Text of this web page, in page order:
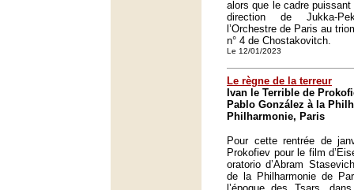
alors que le cadre
direction de Jukka-
l’Orchestre de Paris au
n° 4 de Chostakovitch.
Le 12/01/2023
Le règne de la terreur
Ivan le Terrible de
Pablo González à la
Philharmonie, Paris
Pour cette rentrée de
Prokofiev pour le film
oratorio d’Abram
de la Philharmonie de